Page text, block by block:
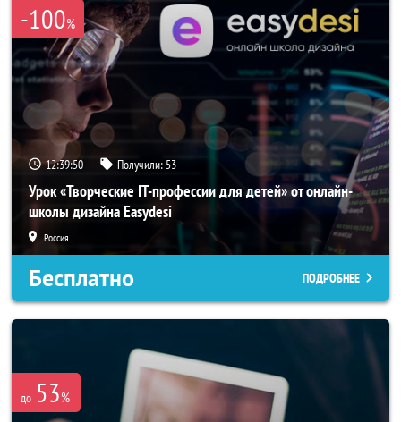
-100%
12:39:49 Получили: 53
Урок «Творческие IT-профессии для детей» от онлайн-
школы дизайна Easydesi
Россия
Бесплатно ПОДРОБНЕЕ
до 53%